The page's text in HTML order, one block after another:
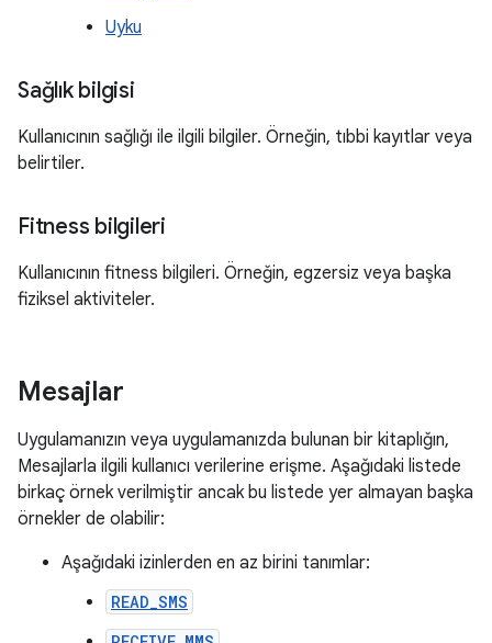
Uyku
Sağlık bilgisi
Kullanıcının sağlığı ile ilgili bilgiler. Örneğin, tıbbi kayıtlar veya
belirtiler.
Fitness bilgileri
Kullanıcının fitness bilgileri. Örneğin, egzersiz veya başka
fiziksel aktiviteler.
Mesajlar
Uygulamanızın veya uygulamanızda bulunan bir kitaplığın,
Mesajlarla ilgili kullanıcı verilerine erişme. Aşağıdaki listede
birkaç örnek verilmiştir ancak bu listede yer almayan başka
örnekler de olabilir:
Aşağıdaki izinlerden en az birini tanımlar:
READ_SMS